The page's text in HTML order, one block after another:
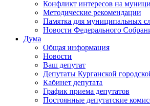
Конфликт интересов на
Методические рекомендации
Памятка для муниципальных
Новости Федерального
Дума
Общая информация
Новости
Ваш депутат
Депутаты Курганской
Кабинет депутата
График приема депутатов
Постоянные депутатские